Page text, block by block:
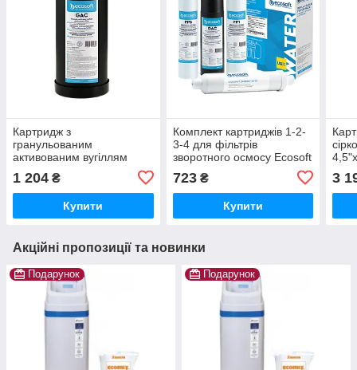
Картридж з
гранульованим
активованим вугіллям
хлору)
1 204 ₴
Купити
Комплект картриджів 1-2-
3-4 для фільтрів
зворотного осмосу Ecosoft
723₴
Купити
3
Акційні пропозиції та новинки
Подарунок Подарунок